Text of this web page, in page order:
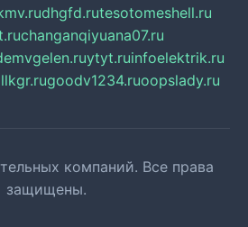
dhgfd.rutesotomeshell.ru
changanqiyuana07.ru
ytyt.ruinfoelektrik.ru
goodv1234.ruoopslady.ru
компаний. Все права
защищены.